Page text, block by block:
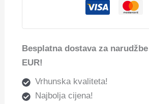
Besplatna dostava za
EUR!
Vrhunska kvaliteta!
Najbolja cijena!